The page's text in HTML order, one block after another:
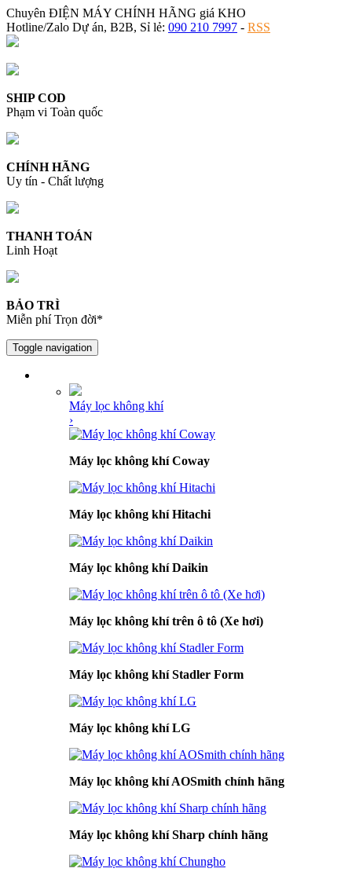
Chuyên ĐIỆN MÁY CHÍNH HÃNG giá KHO
Hotline/Zalo Dự án, B2B, Sỉ lẻ: 090 210 7997 - RSS
SHIP COD
Phạm vi Toàn quốc
CHÍNH HÃNG
Uy tín - Chất lượng
THANH TOÁN
Linh Hoạt
BẢO TRÌ
Miễn phí Trọn đời*
Toggle navigation
Máy lọc không khí
›
Máy lọc không khí Coway
Máy lọc không khí Hitachi
Máy lọc không khí Daikin
Máy lọc không khí trên ô tô (Xe hơi)
Máy lọc không khí Stadler Form
Máy lọc không khí LG
Máy lọc không khí AOSmith chính hãng
Máy lọc không khí Sharp chính hãng